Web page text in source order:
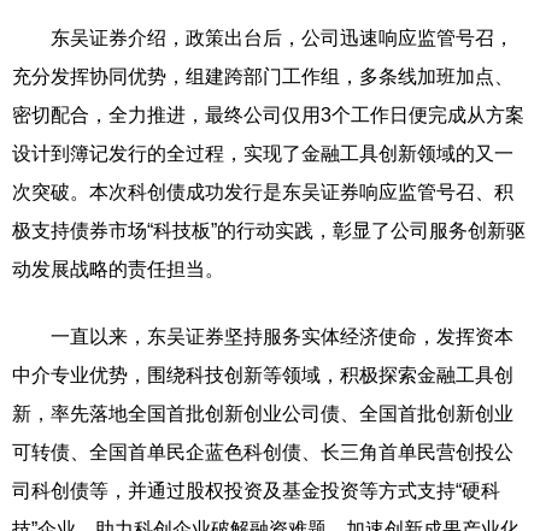
东吴证券介绍，政策出台后，公司迅速响应监管号召，
充分发挥协同优势，组建跨部门工作组，多条线加班加点、
密切配合，全力推进，最终公司仅用3个工作日便完成从方案
设计到簿记发行的全过程，实现了金融工具创新领域的又一
次突破。本次科创债成功发行是东吴证券响应监管号召、积
极支持债券市场“科技板”的行动实践，彰显了公司服务创新驱
动发展战略的责任担当。
一直以来，东吴证券坚持服务实体经济使命，发挥资本
中介专业优势，围绕科技创新等领域，积极探索金融工具创
新，率先落地全国首批创新创业公司债、全国首批创新创业
可转债、全国首单民企蓝色科创债、长三角首单民营创投公
司科创债等，并通过股权投资及基金投资等方式支持“硬科